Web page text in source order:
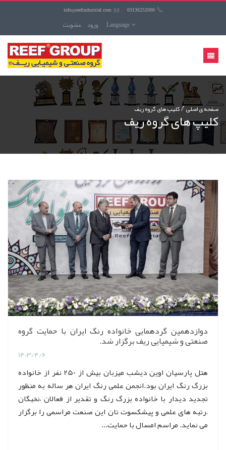
info@reefindustrial.com / 03136252000
عضويت ورود Language
منوی
کاربری
صفحه ی اصلی کليپ های گروه ریف
کليپ های گروه ریف
دوازدهمین گردهمایی خانواده رنگ ایران با حمایت گروه
صنعتی و شیمیایی ریف برگزار شد.
1403/4/6
هتل پارسیان اوین دیشب میزبان بیش از 250 نفر از خانواده
بزرگ رنگ ایران بود.انجمن علمی رنگ ایران هر ساله به منظور
تجدید دیدار با خانواده بزرگ رنگ و تقدیر از فعالان ،نخبگان
،رتبه های علمی و پیشکسوت تان این صنعت مراسمی را برگزار
می نماید. مراسم امسال با حمایت...